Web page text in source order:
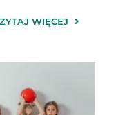
WIĘCEJ